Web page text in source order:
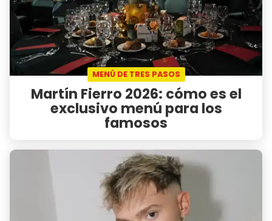
MENÚ DE TRES PASOS
Martín Fierro 2026: cómo es el
exclusivo menú para los
famosos